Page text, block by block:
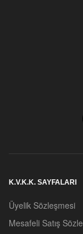
K.V.K.K. SAYFALARI
Üyelik Sözleşmesi
Mesafeli Satış